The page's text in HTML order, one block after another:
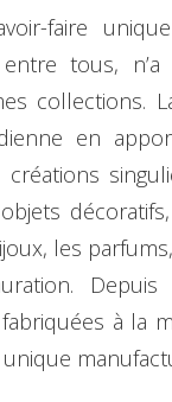
faire
entre tous,
collections.
en
les
à la